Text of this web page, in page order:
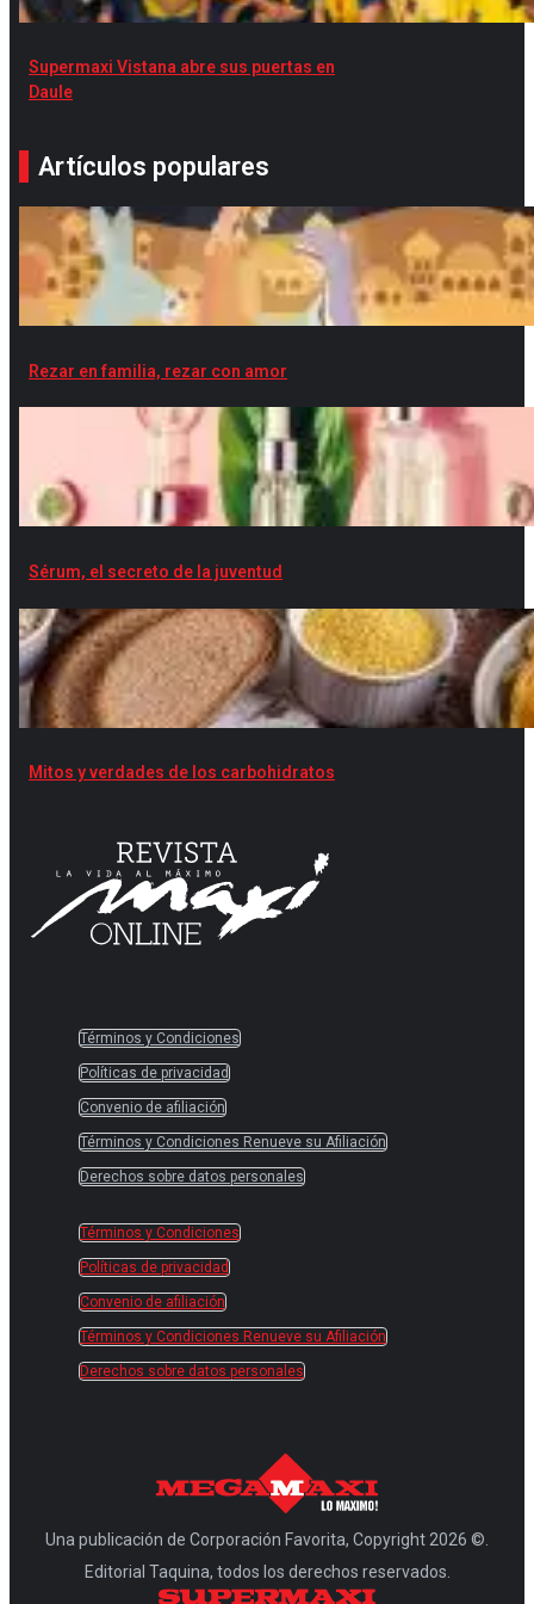
Supermaxi Vistana abre sus puertas en
Daule
Artículos populares
Rezar en familia, rezar con amor
Sérum, el secreto de la juventud
Mitos y verdades de los carbohidratos
Términos y Condiciones
Políticas de privacidad
Convenio de afiliación
Términos y Condiciones Renueve su Afiliación
Derechos sobre datos personales
Términos y Condiciones
Políticas de privacidad
Convenio de afiliación
Términos y Condiciones Renueve su Afiliación
Derechos sobre datos personales
Una publicación de Corporación Favorita, Copyright 2026 ©.
Editorial Taquina, todos los derechos reservados.